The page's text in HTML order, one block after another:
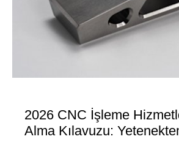
2026 CNC İşleme
Alma Kılavuzu: